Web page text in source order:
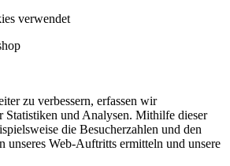
verwendet
zu verbessern, erfassen wir
Statistiken und Analysen. Mithilfe dieser
die Besucherzahlen und den
unseres Web-Auftritts ermitteln und unsere